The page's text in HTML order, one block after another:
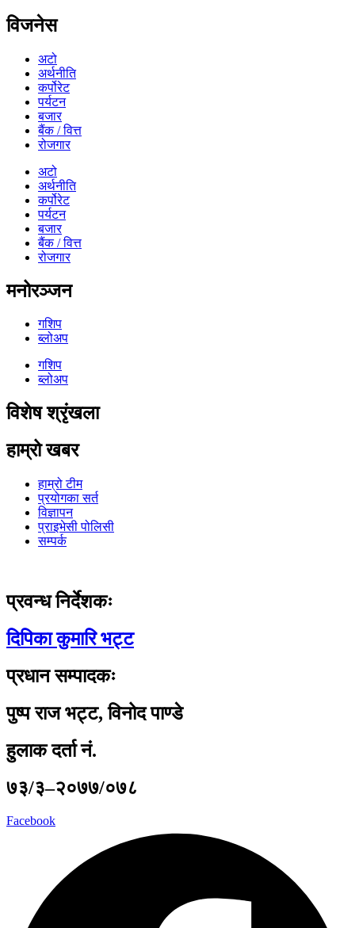
विजनेस
अटो
अर्थनीति
कर्पोरेट
पर्यटन
बजार
बैंक / वित्त
रोजगार
अटो
अर्थनीति
कर्पोरेट
पर्यटन
बजार
बैंक / वित्त
रोजगार
मनोरञ्जन
गशिप
ब्लोअप
गशिप
ब्लोअप
विशेष श्रृंखला
हाम्रो खबर
हाम्रो टीम
प्रयोगका सर्त
विज्ञापन
प्राइभेसी पोलिसी
सम्पर्क
प्रवन्ध निर्देशकः
दिपिका कुमारि भट्ट
प्रधान सम्पादकः
पुष्प राज भट्ट, विनोद पाण्डे
हुलाक दर्ता नं.
७३/३–२०७७/०७८
Facebook